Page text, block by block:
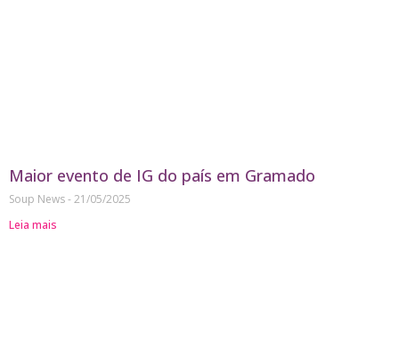
Maior evento de IG do país em Gramado
Soup News 21/05/2025
Leia mais